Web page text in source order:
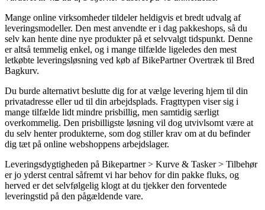
Mange online virksomheder tildeler heldigvis et bredt udvalg af
leveringsmodeller. Den mest anvendte er i dag pakkeshops, så du
selv kan hente dine nye produkter på et selvvalgt tidspunkt. Denne
er altså temmelig enkel, og i mange tilfælde ligeledes den mest
letkøbte leveringsløsning ved køb af BikePartner Overtræk til Bred
Bagkurv.
Du burde alternativt beslutte dig for at vælge levering hjem til din
privatadresse eller ud til din arbejdsplads. Fragttypen viser sig i
mange tilfælde lidt mindre prisbillig, men samtidig særligt
overkommelig. Den prisbilligste løsning vil dog utvivlsomt være at
du selv henter produkterne, som dog stiller krav om at du befinder
dig tæt på online webshoppens arbejdslager.
Leveringsdygtigheden på Bikepartner > Kurve & Tasker > Tilbehør
er jo yderst central såfremt vi har behov for din pakke fluks, og
herved er det selvfølgelig klogt at du tjekker den forventede
leveringstid på den pågældende vare.